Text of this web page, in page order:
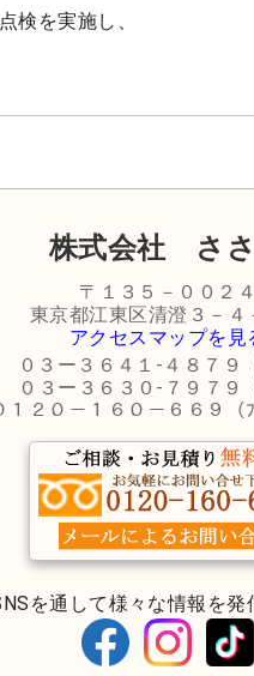
検を実施し、
株式会社 さ
〒１３５－００２４
東京都江東区清澄３－４
アクセスマップを見
０３ー３６４１-４８７９
０３ー３６３０-７９７９
１２０－１６０－６６９（ﾌ
を通して様々な情報を発